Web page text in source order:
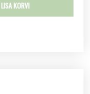
LISA KORVI